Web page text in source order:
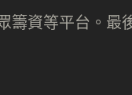
籌資等平台。